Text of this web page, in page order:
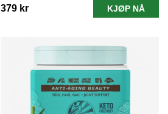
379 kr KJØP NÅ